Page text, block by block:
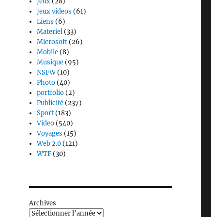
Jeux videos (61)
Liens (6)
Materiel (33)
Microsoft (26)
Mobile (8)
Musique (95)
NSFW(10)
Photo (40)
portfolio (2)
Publicité (237)
Sport (183)
Video (540)
Voyages (15)
Web 2.0 (121)
WTF (30)
Archives